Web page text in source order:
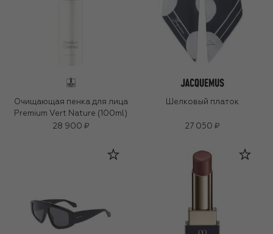
Очищающая пенка для лица
Premium Vert Nature (100ml)
28 900 ₽
Шелковый платок
27 050 ₽